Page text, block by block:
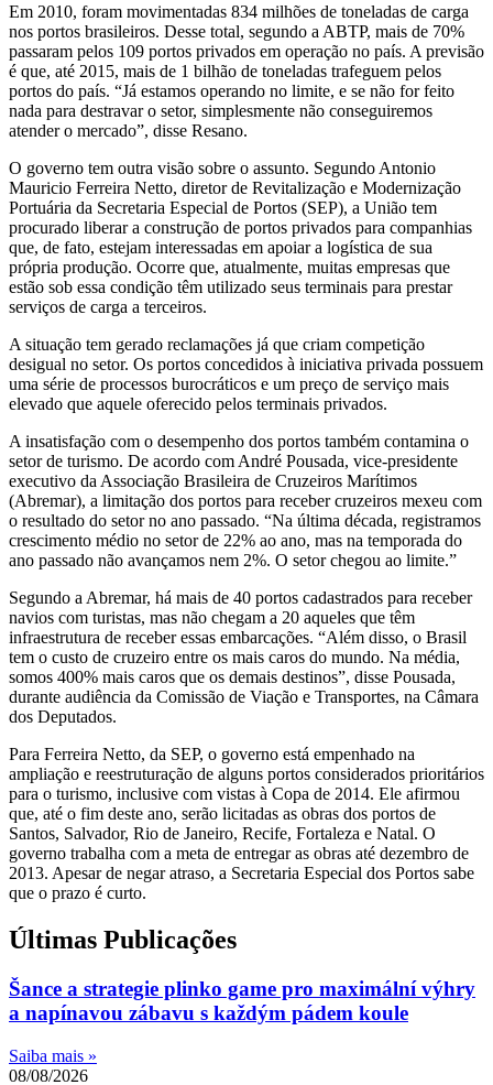
Em 2010, foram movimentadas 834 milhões de toneladas de carga
nos portos brasileiros. Desse total, segundo a ABTP, mais de 70%
passaram pelos 109 portos privados em operação no país. A previsão
é que, até 2015, mais de 1 bilhão de toneladas trafeguem pelos
portos do país. “Já estamos operando no limite, e se não for feito
nada para destravar o setor, simplesmente não conseguiremos
atender o mercado”, disse Resano.
O governo tem outra visão sobre o assunto. Segundo Antonio
Mauricio Ferreira Netto, diretor de Revitalização e Modernização
Portuária da Secretaria Especial de Portos (SEP), a União tem
procurado liberar a construção de portos privados para companhias
que, de fato, estejam interessadas em apoiar a logística de sua
própria produção. Ocorre que, atualmente, muitas empresas que
estão sob essa condição têm utilizado seus terminais para prestar
serviços de carga a terceiros.
A situação tem gerado reclamações já que criam competição
desigual no setor. Os portos concedidos à iniciativa privada possuem
uma série de processos burocráticos e um preço de serviço mais
elevado que aquele oferecido pelos terminais privados.
A insatisfação com o desempenho dos portos também contamina o
setor de turismo. De acordo com André Pousada, vice-presidente
executivo da Associação Brasileira de Cruzeiros Marítimos
(Abremar), a limitação dos portos para receber cruzeiros mexeu com
o resultado do setor no ano passado. “Na última década, registramos
crescimento médio no setor de 22% ao ano, mas na temporada do
ano passado não avançamos nem 2%. O setor chegou ao limite.”
Segundo a Abremar, há mais de 40 portos cadastrados para receber
navios com turistas, mas não chegam a 20 aqueles que têm
infraestrutura de receber essas embarcações. “Além disso, o Brasil
tem o custo de cruzeiro entre os mais caros do mundo. Na média,
somos 400% mais caros que os demais destinos”, disse Pousada,
durante audiência da Comissão de Viação e Transportes, na Câmara
dos Deputados.
Para Ferreira Netto, da SEP, o governo está empenhado na
ampliação e reestruturação de alguns portos considerados prioritários
para o turismo, inclusive com vistas à Copa de 2014. Ele afirmou
que, até o fim deste ano, serão licitadas as obras dos portos de
Santos, Salvador, Rio de Janeiro, Recife, Fortaleza e Natal. O
governo trabalha com a meta de entregar as obras até dezembro de
2013. Apesar de negar atraso, a Secretaria Especial dos Portos sabe
que o prazo é curto.
Últimas Publicações
Šance a strategie plinko game pro maximální výhry
a napínavou zábavu s každým pádem koule
Saiba mais »
08/08/2026